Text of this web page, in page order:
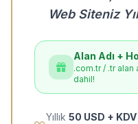
Web Siteniz
Alan Adı +
.com.tr / .tr alan
dahil!
Yıllık 50 USD + KDV